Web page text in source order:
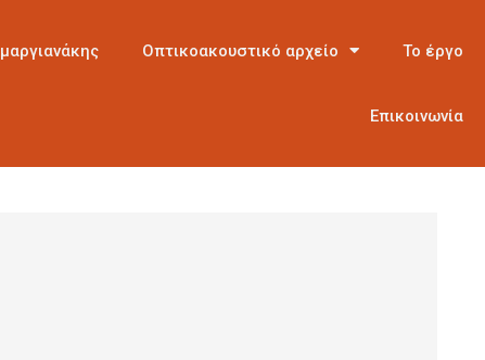
Οπτικοακουστικό αρχείο Το έργο
Επικοινωνία